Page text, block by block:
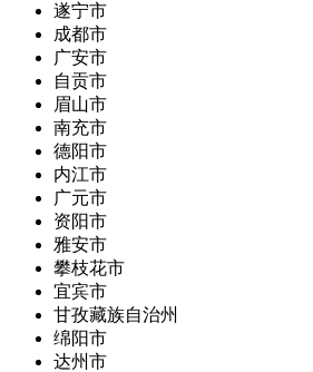
遂宁市
成都市
广安市
自贡市
眉山市
南充市
德阳市
内江市
广元市
资阳市
雅安市
攀枝花市
宜宾市
甘孜藏族自治州
绵阳市
达州市